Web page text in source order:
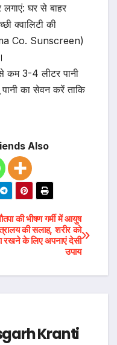
घर से बाहर
क्वालिटी की
Co. Sunscreen)
कम 3-4 लीटर पानी
पानी का सेवन करें ताकि
Also
की भीषण गर्मी में आयुष
की सलाह, शरीर को
रखने के लिए अपनाएं देसी
उपाय
Kranti